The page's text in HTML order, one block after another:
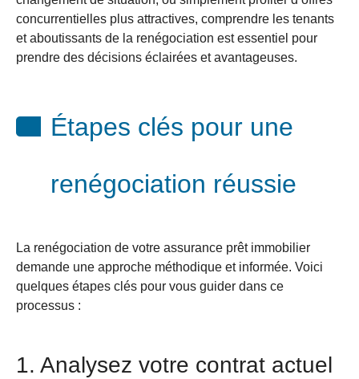
concurrentielles plus attractives, comprendre les tenants
et aboutissants de la renégociation est essentiel pour
prendre des décisions éclairées et avantageuses.
Étapes clés pour une
renégociation réussie
La renégociation de votre assurance prêt immobilier
demande une approche méthodique et informée. Voici
quelques étapes clés pour vous guider dans ce
processus :
1. Analysez votre contrat actuel